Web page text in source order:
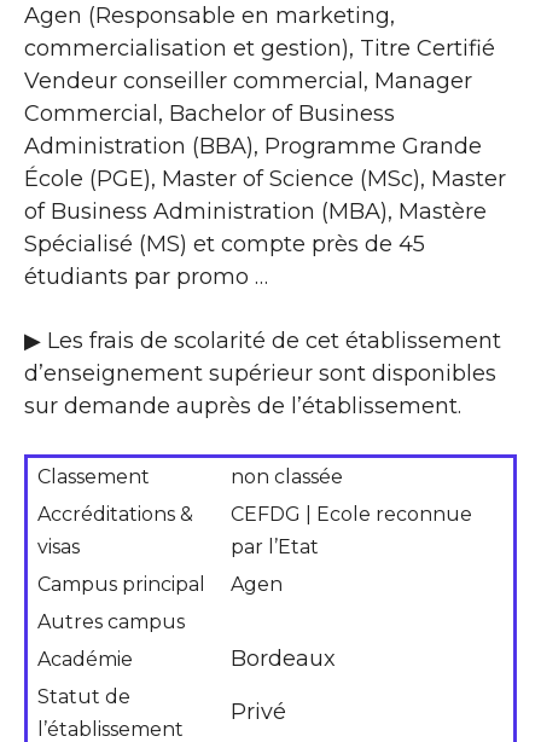
Agen (Responsable en marketing,
commercialisation et gestion), Titre Certifié
Vendeur conseiller commercial, Manager
Commercial, Bachelor of Business
Administration (BBA), Programme Grande
École (PGE), Master of Science (MSc), Master
of Business Administration (MBA), Mastère
Spécialisé (MS) et compte près de 45
étudiants par promo …
▶ Les frais de scolarité de cet établissement
d’enseignement supérieur sont disponibles
sur demande auprès de l’établissement.
Classement
non classée
Accréditations &
visas
CEFDG | Ecole reconnue
par l’Etat
Campus principal
Agen
Autres campus
Académie
Bordeaux
Statut de
l’établissement
Privé